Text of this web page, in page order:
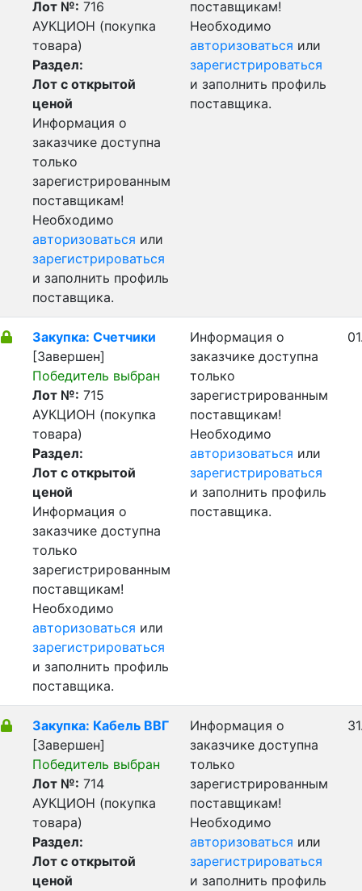
Лот №: 716
АУКЦИОН (покупка
товара)
Раздел:
Лот с открытой
ценой
Информация о
заказчике доступна
только
зарегистрированным
поставщикам!
Необходимо
авторизоваться или
зарегистрироваться
и заполнить профиль
поставщика.
поставщикам!
Необходимо
авторизоваться или
зарегистрироваться
и заполнить профиль
поставщика.
Закупка: Счетчики
[Завершен]
Победитель выбран
Лот №: 715
АУКЦИОН (покупка
товара)
Раздел:
Лот с открытой
ценой
Информация о
заказчике доступна
только
зарегистрированным
поставщикам!
Необходимо
авторизоваться или
зарегистрироваться
и заполнить профиль
поставщика.
Информация о
заказчике доступна
только
зарегистрированным
поставщикам!
Необходимо
авторизоваться или
зарегистрироваться
и заполнить профиль
поставщика.
Закупка: Кабель ВВГ
[Завершен]
Победитель выбран
Лот №: 714
АУКЦИОН (покупка
товара)
Раздел:
Лот с открытой
ценой
Информация о
заказчике доступна
только
зарегистрированным
поставщикам!
Необходимо
авторизоваться или
зарегистрироваться
и заполнить профиль